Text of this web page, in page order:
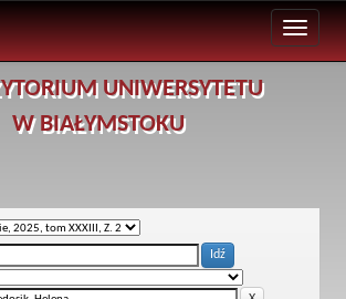
UNIWERSYTETU
W BIAŁYMSTOKU